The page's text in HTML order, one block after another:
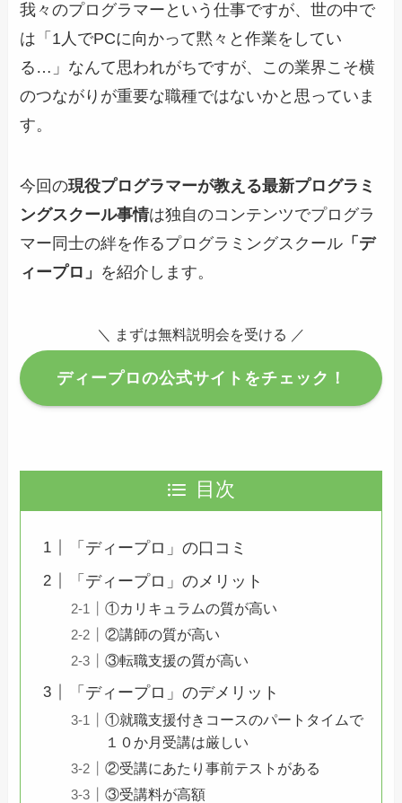
我々のプログラマーという仕事ですが、世の中で
は「1人でPCに向かって黙々と作業をしてい
る…」なんて思われがちですが、この業界こそ横
のつながりが重要な職種ではないかと思っていま
す。
今回の現役プログラマーが教える最新プログラミ
ングスクール事情は独自のコンテンツでプログラ
マー同士の絆を作るプログラミングスクール 「デ
ィープロ」 を紹介します。
＼ まずは無料説明会を受ける ／
ディープロの公式サイトをチェック！
目次
「ディープロ」の口コミ
「ディープロ」のメリット
①カリキュラムの質が高い
②講師の質が高い
③転職支援の質が高い
「ディープロ」のデメリット
①就職支援付きコースのパートタイムで
１０か月受講は厳しい
②受講にあたり事前テストがある
③受講料が高額